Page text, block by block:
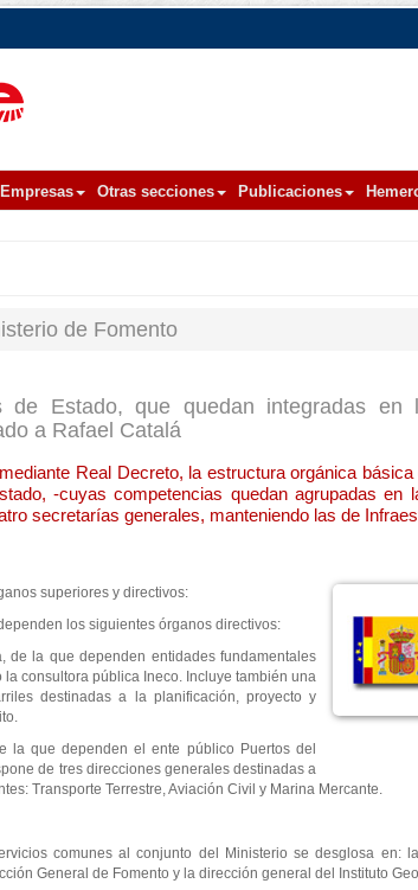
Empresas Otras secciones Publicaciones
de Fomento
Estado, que quedan integradas en
a Rafael Catalá
Real Decreto, la estructura orgánica
-cuyas competencias quedan agrupadas en
secretarías generales, manteniendo las de
superiores y directivos:
los siguientes órganos directivos:
de la que dependen entidades fundamentales
consultora pública Ineco. Incluye también una
destinadas a la planificación, proyecto y
la que dependen el ente público Puertos del
de tres direcciones generales destinadas a
Transporte Terrestre, Aviación Civil y Marina Mercante.
comunes al conjunto del Ministerio se desglosa en:
General de Fomento y la dirección general del Instituto